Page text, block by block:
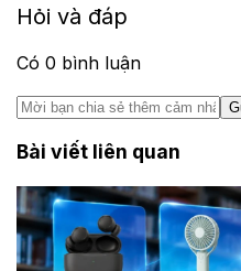
Hỏi và đáp
Có 0 bình luận
Bài viết liên quan